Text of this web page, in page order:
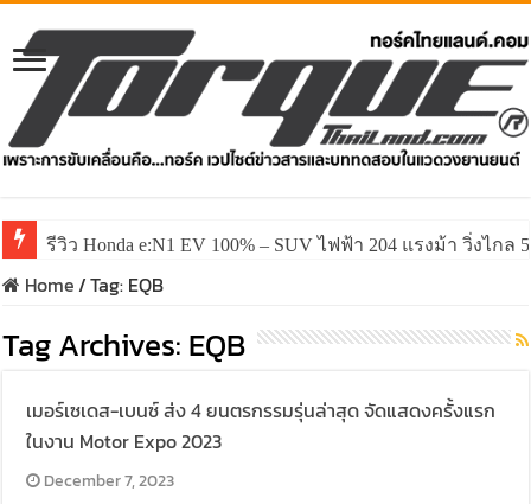
รีวิว Honda e:N1 EV 100% – SUV ไฟฟ้า 204 แรงม้า วิ่งไกล
Home/Tag: EQB
Tag Archives: EQB
เมอร์เซเดส-เบนซ์ ส่ง 4 ยนตรกรรมรุ่นล่าสุด จัดแสดงครั้งแรก
ในงาน Motor Expo 2023
December 7, 2023